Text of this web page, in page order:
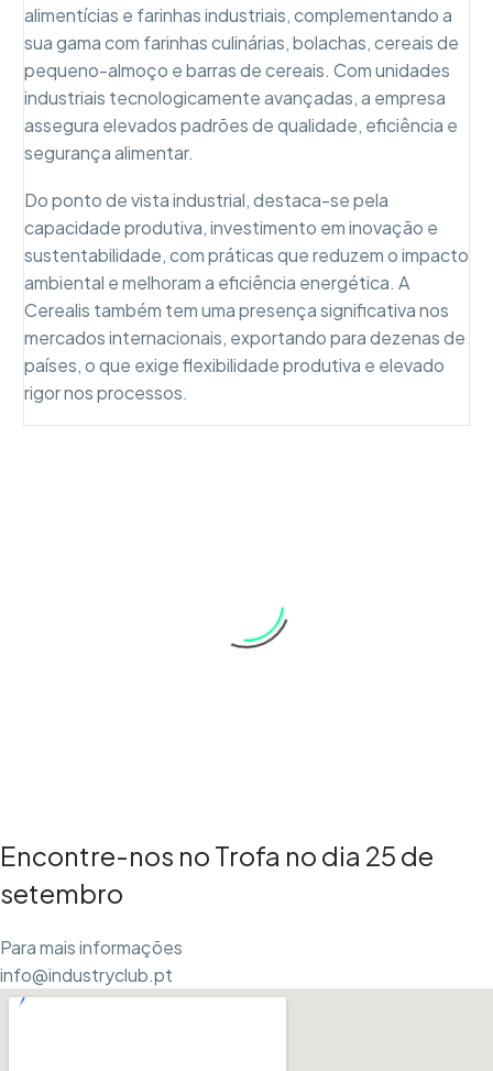
alimentícias e farinhas industriais, complementando a
sua gama com farinhas culinárias, bolachas, cereais de
pequeno-almoço e barras de cereais. Com unidades
industriais tecnologicamente avançadas, a empresa
assegura elevados padrões de qualidade, eficiência e
segurança alimentar.
Do ponto de vista industrial, destaca-se pela
capacidade produtiva, investimento em inovação e
sustentabilidade, com práticas que reduzem o impacto
ambiental e melhoram a eficiência energética. A
Cerealis também tem uma presença significativa nos
mercados internacionais, exportando para dezenas de
países, o que exige flexibilidade produtiva e elevado
rigor nos processos.
Encontre-nos no Trofa no dia 25 de
setembro
Para mais informações
info@industryclub.pt